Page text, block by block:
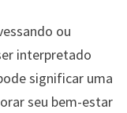
ou
interpretado
significar uma
seu bem-estar